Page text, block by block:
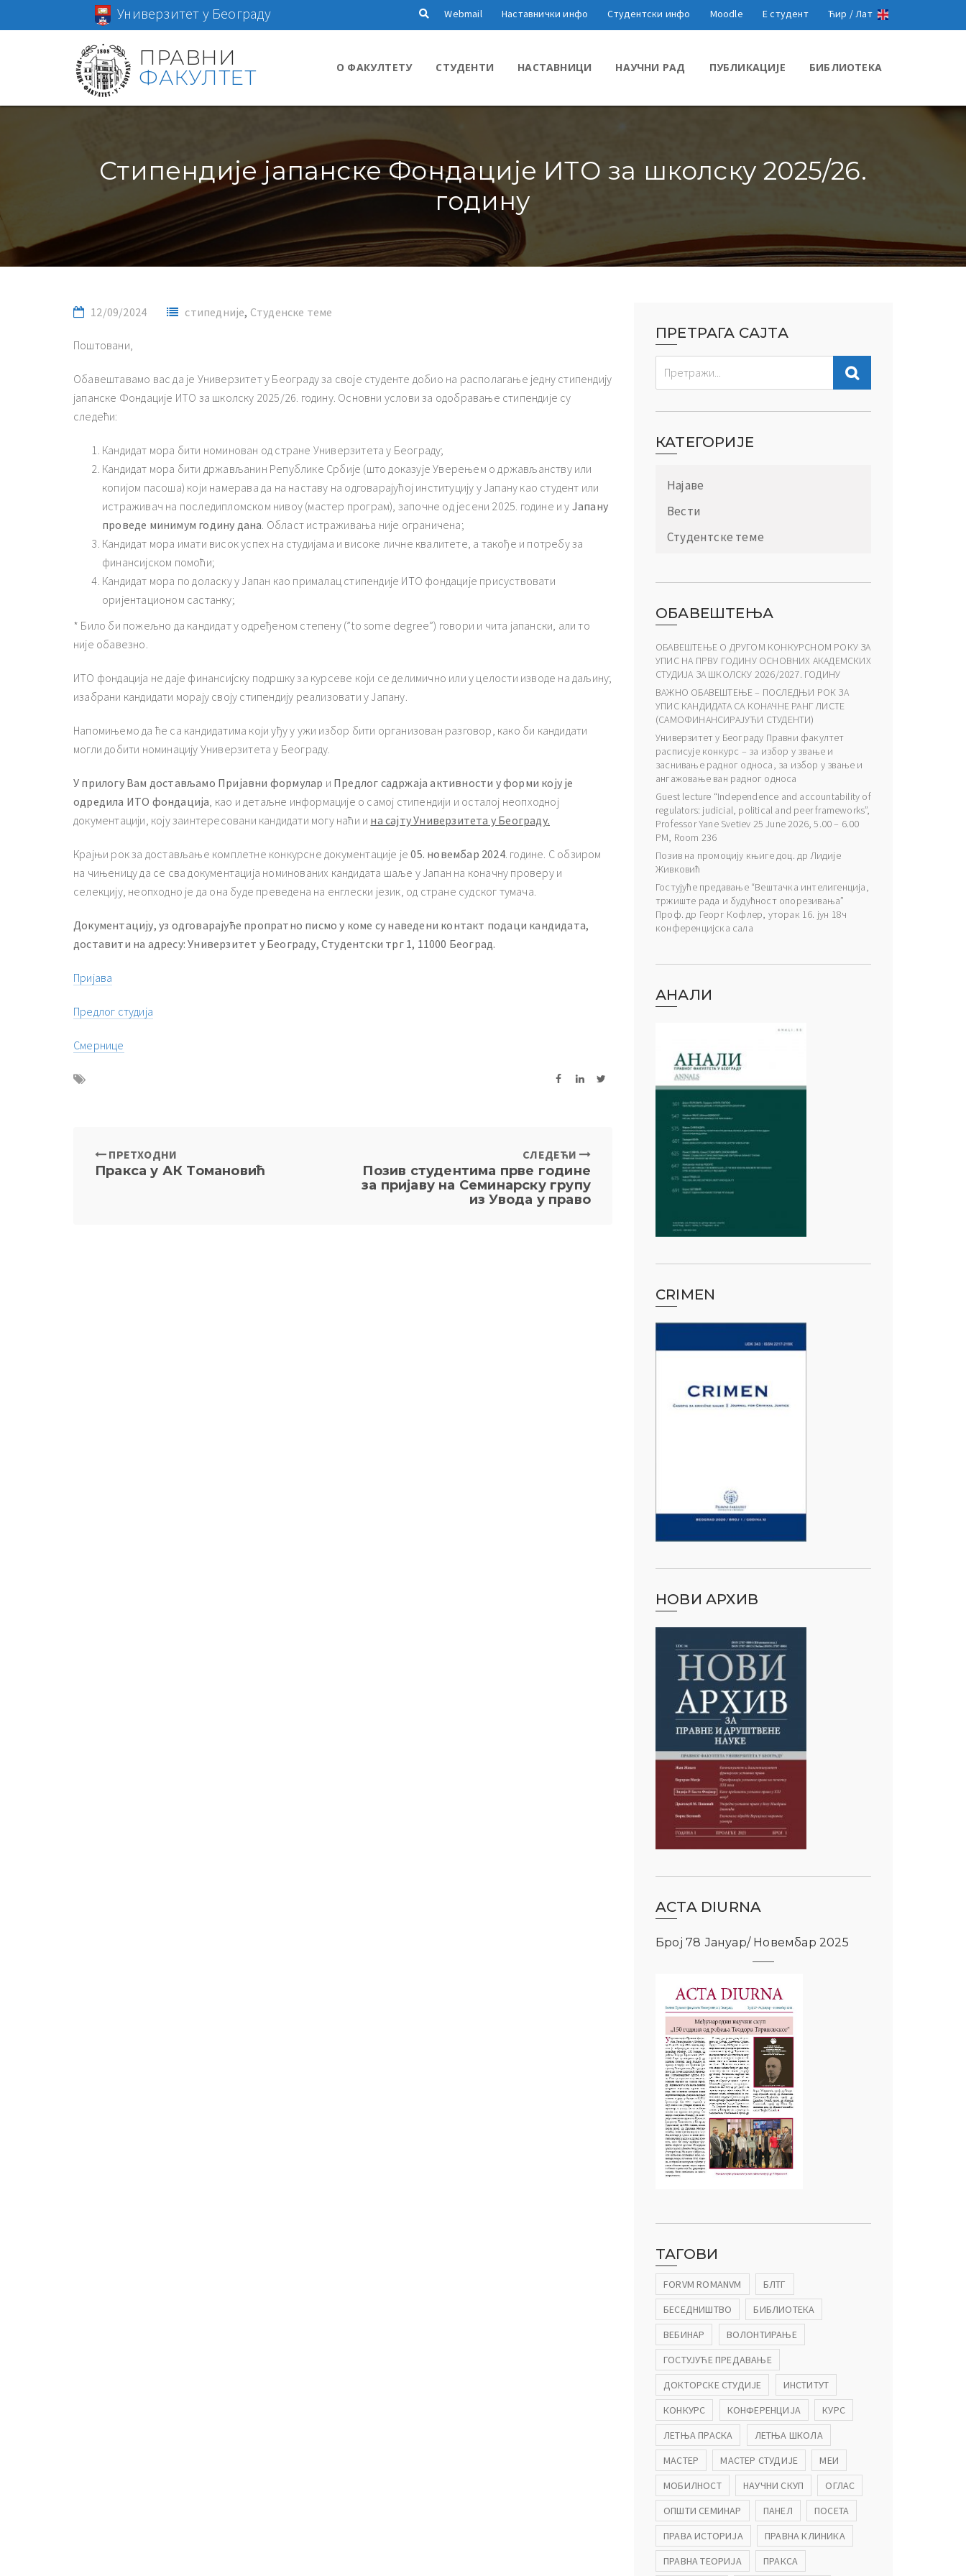
Универзитет у Београду Webmail Наставнички инфо Студентски инфо Moodle Е студент Ћир /Лат
ПРАВНИ
ФАКУЛТЕТ
О ФАКУЛТЕТУ СТУДЕНТИ НАСТАВНИЦИ НАУЧНИ РАД ПУБЛИКАЦИЈЕ БИБЛИОТЕКА
Стипендије јапанске Фондације ИТО за школску 2025/26.
годину
12/09/2024 стипедније, Студенске теме
Поштовани,
Обавештавамо вас да је Универзитет у Београду за своје студенте добио на располагање једну стипендију
јапанске Фондације ИТО за школску 2025/26. годину. Основни услови за одобравање стипендије су
следећи:
Кандидат мора бити номинован од стране Универзитета у Београду;
Кандидат мора бити држављанин Републике Србије (што доказује Уверењем о држављанству или
копијом пасоша) који намерава да на наставу на одговарајућој институцију у Јапану као студент или
истраживач на последипломском нивоу (мастер програм), започне од јесени 2025. године и у Јапану
проведе минимум годину дана. Област истраживања није ограничена;
Кандидат мора имати висок успех на студијама и високе личне квалитете, а такође и потребу за
финансијском помоћи;
Кандидат мора по доласку у Јапан као прималац стипендије ИТО фондације присуствовати
оријентационом састанку;
* Било би пожељно да кандидат у одређеном степену (”to some degree”) говори и чита јапански, али то
није обавезно.
ИТО фондација не даје финансијску подршку за курсеве који се делимично или у целости изводе на даљину;
изабрани кандидати морају своју стипендију реализовати у Јапану.
Напомињемо да ће са кандидатима који уђу у ужи избор бити организован разговор, како би кандидати
могли добити номинацију Универзитета у Београду.
У прилогу Вам достављамо Пријавни формулар и Предлог садржаја активности у форми коју је
одредила ИТО фондација, као и детаљне информације о самој стипендији и осталој неопходној
документацији, коју заинтересовани кандидати могу наћи и на сајту Универзитета у Београду.
Крајњи рок за достављање комплетне конкурсне документације је05. новембар 2024. године. С обзиром
на чињеницу да се сва документација номинованих кандидата шаље у Јапан на коначну проверу и
селекцију, неопходно је да она буде преведена на енглески језик, од стране судског тумача.
Документацију, уз одговарајуће пропратно писмо у коме су наведени контакт подаци кандидата,
доставити на адресу: Универзитет у Београду, Студентски трг 1, 11000 Београд.
Пријава
Предлог студија
Смернице
ПРЕТХОДНИ
Пракса у АК Томановић
СЛЕДЕЋИ
Позив студентима прве године
за пријаву на Семинарску групу
из Увода у право
ПРЕТРАГА САЈТА
КАТЕГОРИЈЕ
Најаве
Вести
Студентске теме
ОБАВЕШТЕЊА
ОБАВЕШТЕЊЕ О ДРУГОМ КОНКУРСНОМ РОКУ ЗА
УПИС НА ПРВУ ГОДИНУ ОСНОВНИХ АКАДЕМСКИХ
СТУДИЈА ЗА ШКОЛСКУ 2026/2027. ГОДИНУ
ВАЖНО ОБАВЕШТЕЊЕ – ПОСЛЕДЊИ РОК ЗА
УПИС КАНДИДАТА СА КОНАЧНЕ РАНГ ЛИСТЕ
(САМОФИНАНСИРАЈУЋИ СТУДЕНТИ)
Универзитет у Београду Правни факултет
расписује конкурс – за избор у звање и
заснивање радног односа, за избор у звање и
ангажовање ван радног односа
Guest lecture “Independence and accountability of
regulators: judicial, political and peer frameworks”,
Professor Yane Svetiev 25 June 2026, 5.00 – 6.00
PM, Room 236
Позив на промоцију књиге доц. др Лидије
Живковић
Гостујуће предавање “Вештачка интелигенција,
тржиште рада и будућност опорезивања”
Проф. др Георг Кофлер, уторак 16. јун 18ч
конференцијска сала
АНАЛИ
CRIMEN
НОВИ АРХИВ
ACTA DIURNA
Број 78 Јануар/ Новембар 2025
ТАГОВИ
FORVM ROMANVM
БЛТГ
БЕСЕДНИШТВО
БИБЛИОТЕКА
ВЕБИНАР
ВОЛОНТИРАЊЕ
ГОСТУЈУЋЕ ПРЕДАВАЊЕ
ДОКТОРСКЕ СТУДИЈЕ
ИНСТИТУТ
КОНКУРС
КОНФЕРЕНЦИЈА
КУРС
ЛЕТЊА ПРАСКА
ЛЕТЊА ШКОЛА
МАСТЕР
МАСТЕР СТУДИЈЕ
МЕИ
МОБИЛНОСТ
НАУЧНИ СКУП
ОГЛАС
ОПШТИ СЕМИНАР
ПАНЕЛ
ПОСЕТА
ПРАВА ИСТОРИЈА
ПРАВНА КЛИНИКА
ПРАВНА ТЕОРИЈА
ПРАКСА